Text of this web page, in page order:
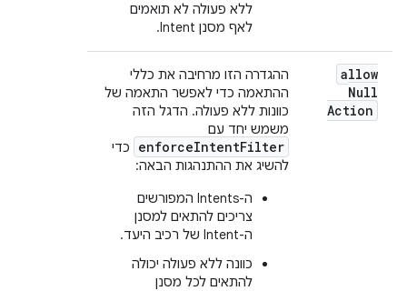
ללא פעולה לא תואמים
לאף מסנן Intent.
allow
Null
Action
ההגדרה הזו מרחיבה את כללי
ההתאמה כדי לאפשר התאמה של
כוונות ללא פעולה. הדגל הזה
משמש יחד עם
enforceIntentFilter
כדי
להשיג את ההתנהגות הבאה:
ה-Intents המפורשים
צריכים להתאים למסנן
ה-Intent של רכיב היעד.
כוונה ללא פעולה יכולה
להתאים לכל מסנן